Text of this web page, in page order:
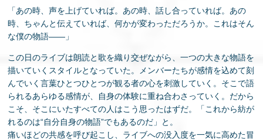
「あの時、声を上げていれば。あの時、話し合っていれば。あの
時、ちゃんと伝えていれば、何かが変わっただろうか。これはそん
な僕の物語――」
この日のライブは朗読と歌を織り交ぜながら、一つの大きな物語を
描いていくスタイルとなっていた。メンバーたちが感情を込めて刻
んでいく言葉ひとつひとつが観る者の心を刺激していく。そこで語
られるあらゆる感情が、自身の体験に重ね合わさっていく。だから
こそ、そこにいたすべての人はこう思ったはずだ。「これから紡が
れるのは“自分自身の物語”でもあるのだ」と。
痛いほどの共感を呼び起こし、ライブへの没入度を一気に高めた冒